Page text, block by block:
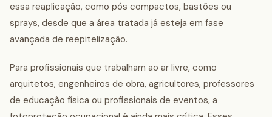
essa reaplicação, como pós compactos, bastões ou
sprays, desde que a área tratada já esteja em fase
avançada de reepitelização.
Para profissionais que trabalham ao ar livre, como
arquitetos, engenheiros de obra, agricultores, professores
de educação física ou profissionais de eventos, a